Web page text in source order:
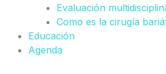
Evaluación
Como es la cirugía
Educación
Agenda